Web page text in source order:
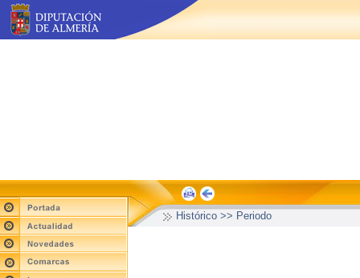
Histórico >> Periodo